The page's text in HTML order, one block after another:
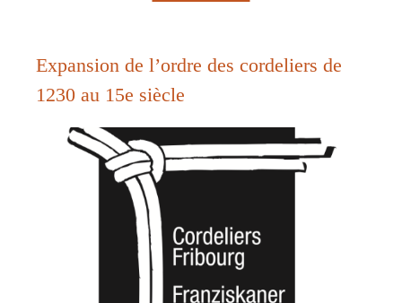
Expansion de l’ordre des cordeliers de
1230 au 15e siècle